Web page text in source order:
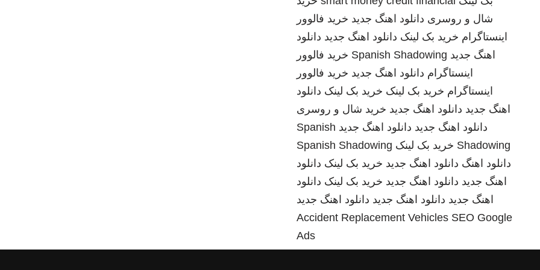
شال و روسری دانلود اهنگ جدید خرید فالوور
اینستاگرام خرید بک لینک دانلود اهنگ جدید دانلود
اهنگ جدید Spanish Shadowing خرید فالوور
اینستاگرام دانلود اهنگ جدید خرید فالوور
اینستاگرام خرید بک لینک خرید بک لینک دانلود
اهنگ جدید دانلود اهنگ جدید خرید شال و روسری
دانلود اهنگ جدید دانلود اهنگ جدید Spanish
Shadowing خرید بک لینک Spanish Shadowing
دانلود اهنگ دانلود اهنگ جدید خرید بک لینک دانلود
اهنگ جدید دانلود اهنگ جدید خرید بک لینک دانلود
اهنگ جدید دانلود اهنگ جدید دانلود اهنگ جدید
Accident Replacement Vehicles SEO Google
Ads